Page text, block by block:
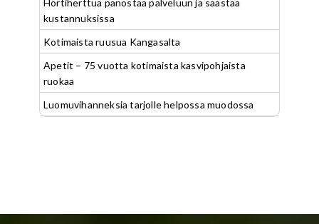
Hortiherttua panostaa palveluun ja säästää
kustannuksissa
Kotimaista ruusua Kangasalta
Apetit – 75 vuotta kotimaista kasvipohjaista
ruokaa
Luomuvihanneksia tarjolle helpossa muodossa